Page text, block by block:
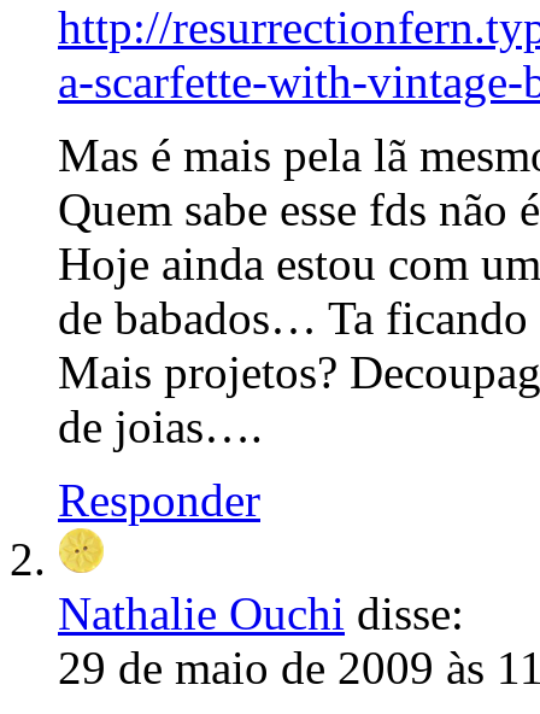
http://
a-scarfette-with-
Mas é mais pela lã
Quem sabe esse fds não
Hoje ainda estou com
de babados… Ta
Mais projetos?
de joias….
Responder
Nathalie Ouchi disse:
29 de maio de 2009 às